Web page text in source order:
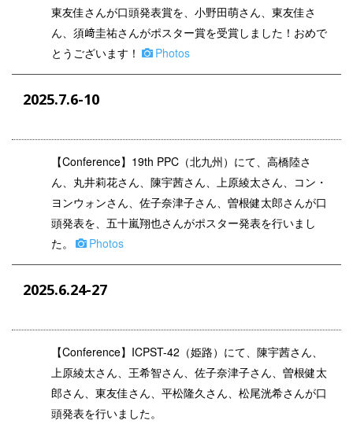
東友佳さんが口頭発表賞を、小野田萌さん、東友佳さ
ん、須﨑圭祐さんがポスター賞を受賞しました！おめで
とうございます！
Photos
2025.7.6-10
【Conference】19th PPC（北九州）にて、高橋陸さ
ん、丸井莉花さん、陳宇茜さん、上原綾太さん、コン・
ヨンウォンさん、佐子奈津子さん、曽根健太郎さんが口
頭発表を、五十嵐翔也さんがポスター発表を行いまし
た。
Photos
2025.6.24-27
【Conference】ICPST-42（姫路）にて、陳宇茜さん、
上原綾太さん、王希智さん、佐子奈津子さん、曽根健太
郎さん、東友佳さん、平松隆久さん、松尾洸希さんが口
頭発表を行いました。